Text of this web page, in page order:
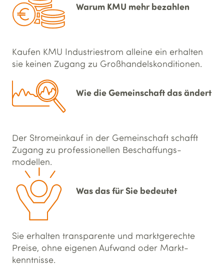
Warum KMU mehr bezahlen
Kaufen KMU Industriestrom alleine ein erhalten
sie keinen Zugang zu Groß­handels­konditionen.
Wie die Gemein­schaft das ändert
Der Stromeinkauf in der Gemeinschaft schafft
Zugang zu professionellen Beschaffungs­
modellen.
Was das für Sie bedeutet
Sie erhalten transparente und marktgerechte
Preise, ohne eigenen Aufwand oder Markt­
kenntnisse.